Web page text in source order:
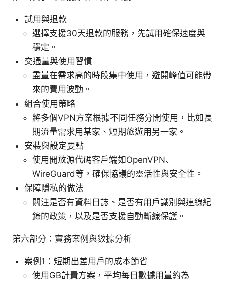
試用與退款
選擇支援30天退款的服務，先試用確保速度與
穩定。
交通量與使用習慣
盡量在需求高的時段集中使用，避開峰值可能帶
來的費用波動。
組合使用策略
將多個VPN方案根據不同任務分開使用，比如長
期流量需求用某家、短期旅遊用另一家。
安裝與設定要點
使用開放源代碼客戶端如OpenVPN、
WireGuard等，確保協議的靈活性與安全性。
保障隱私的做法
關注是否有資料日誌、是否有用戶識別與連線紀
錄的政策，以及是否支援自動斷線保護。
第六部分：實務案例與數據分析
案例1：短期出差用戶的成本節省
使用GB計費方案，平均每日數據用量約為